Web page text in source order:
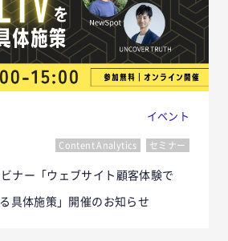
イベント
Content Analytics セミナー
ナー「ウェブサイト顧客体験で
具体施策」開催のお知らせ